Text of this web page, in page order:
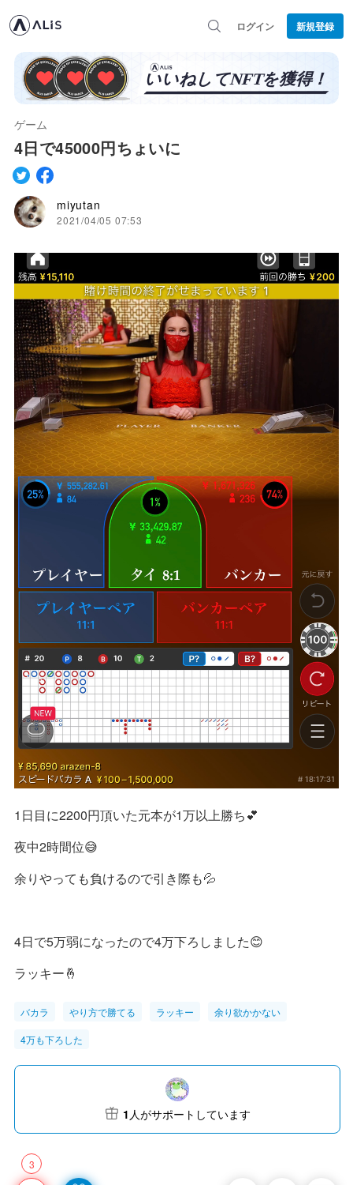
ログイン 新規登録
ゲーム
4日で45000円ちょいに
miyutan
2021/04/05 07:53
1日目に2200円頂いた元本が1万以上勝ち💕
夜中2時間位😅
余りやっても負けるので引き際も💦
4日で5万弱になったので4万下ろしました😊
ラッキー🤞
バカラ やり方で勝てる ラッキー 余り欲かかない
4万も下ろした
3
1 人がサポートしています